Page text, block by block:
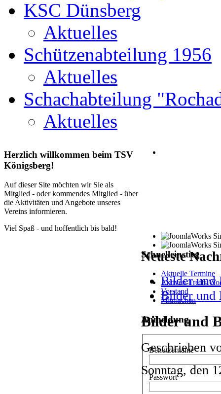
KSC Dünsberg
Aktuelles
Schützenabteilung 1956
Aktuelles
Schachabteilung
Aktuelles
Herzlich willkommen beim TSV
Königsberg!
Auf dieser Site möchten wir Sie als
Mitglied - oder kommendes Mitglied - über
die Aktivitäten und Angebote unseres
Vereins informieren.
Viel Spaß - und hoffentlich bis bald!
Neueste
Bilder und
Bilder und
Bilder und
Geschrieben
Sonntag, den
Schnelleinstieg
Aktuelle Termine
Aktiven-Treffs
Vorstand
Mitmachen
Anmeldung
Benutzername
Passwort